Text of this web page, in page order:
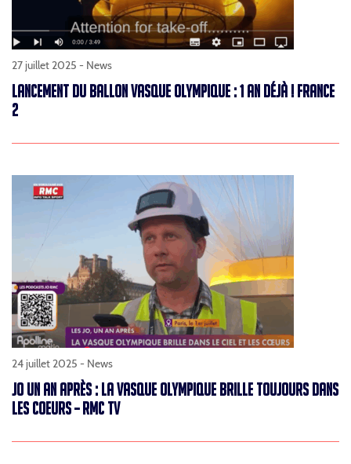
27 juillet 2025 - News
LANCEMENT DU BALLON VASQUE OLYMPIQUE : 1 AN DÉJÀ ! FRANCE
2
24 juillet 2025 - News
JO UN AN APRÈS : LA VASQUE OLYMPIQUE BRILLE TOUJOURS DANS
LES COEURS – RMC TV